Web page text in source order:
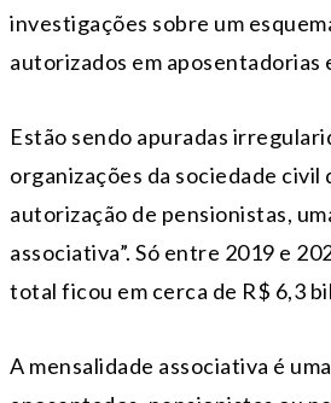
investigações sobre um
autorizados em aposentadorias
Estão sendo apuradas
organizações da sociedade civil
autorização de pensionistas,
associativa”. Só entre 2019 e
total ficou em cerca de R$ 6,3
A mensalidade associativa é